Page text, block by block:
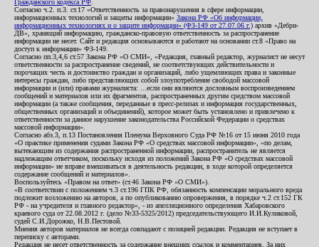
Гражданского кодекса РФ
Согласно ч.2. п.3. ст.17 «Ответственность за правонарушения в сфере информации,
информационных технологий и защиты информации» Закона РФ «Об информации,
информационных технологиях и о защите информации» (ФЗ-149 от 27.07.06 г.) архив «Дебри-
ДВ», хранящий информацию, гражданско-правовую ответственность за распространение
информации не несет. Сайт и редакция основываются и работают на основании ст.8 «Право на
доступ к информации» ФЗ-149.
Согласно пп.3,4,6 ст.57 Закона РФ «О СМИ», «Редакция, главный редактор, журналист не несут
ответственности за распространение сведений, не соответствующих действительности и
порочащих честь и достоинство граждан и организаций, либо ущемляющих права и законные
интересы граждан, либо представляющих собой злоупотребление свободой массовой
информации и (или) правами журналиста: ...если они являются дословным воспроизведением
сообщений и материалов или их фрагментов, распространенных другим средством массовой
информации (а также сообщения, переданные в пресс-релизах и информация государственных,
общественных организаций и объединений), которое может быть установлено и привлечено к
ответственности за данное нарушение законодательства Российской Федерации о средствах
массовой информации».
Согласно абз.3, п.13 Постановления Пленума Верховного Суда РФ №16 от 15 июня 2010 года
«О практике применения судами Закона РФ «О средствах массовой информации», «по делам,
вытекающим из содержания распространенной информации, распространитель не является
надлежащим ответчиком, поскольку исходя из положений Закона РФ «О средствах массовой
информации» не вправе вмешиваться в деятельность редакции, в ходе которой определяется
содержание сообщений и материалов».
Воспользуйтесь «Правом на ответ» (ст.46 Закона РФ «О СМИ»).
«В соответствии с положением ч.3 ст.196 ГПК РФ, обязанность компенсации морального вреда
подлежит возложению на авторов, а по опубликованию опровержения, в порядке ч.2 ст.152 ГК
РФ - на учредителя и главного редактор», - из апелляционного определения Хабаровского
краевого суда от 22.08.2012 г. (дело №33-5325/2012) председательствующего И.И.Куликовой,
судей С.И.Дорожко, Н.В.Пестовой.
Мнения авторов материалов не всегда совпадают с позицией редакции. Редакция не вступает в
переписку с авторами.
Редакция не несет ответственность за содержание внешних ссылок и комментариев. За них